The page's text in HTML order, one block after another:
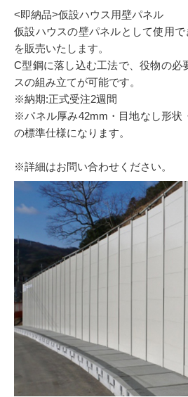
<即納品>仮設ハウス用壁パネル
仮設ハウスの壁パネルとして使用
を販売いたします。
C型鋼に落し込む工法で、役物の必
スの組み立てが可能です。
※納期:正式受注2週間
※パネル厚み42mm・目地なし形状
の標準仕様になります。
※詳細はお問い合わせください。